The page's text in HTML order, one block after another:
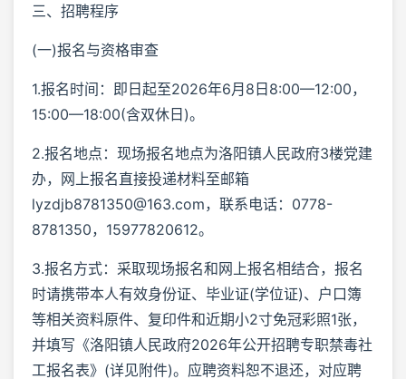
三、招聘程序
(一)报名与资格审查
1.报名时间：即日起至2026年6月8日8:00—12:00，
15:00—18:00(含双休日)。
2.报名地点：现场报名地点为洛阳镇人民政府3楼党建
办，网上报名直接投递材料至邮箱
lyzdjb8781350@163.com，联系电话：0778-
8781350，15977820612。
3.报名方式：采取现场报名和网上报名相结合，报名
时请携带本人有效身份证、毕业证(学位证)、户口簿
等相关资料原件、复印件和近期小2寸免冠彩照1张，
并填写《洛阳镇人民政府2026年公开招聘专职禁毒社
工报名表》(详见附件)。应聘资料恕不退还，对应聘